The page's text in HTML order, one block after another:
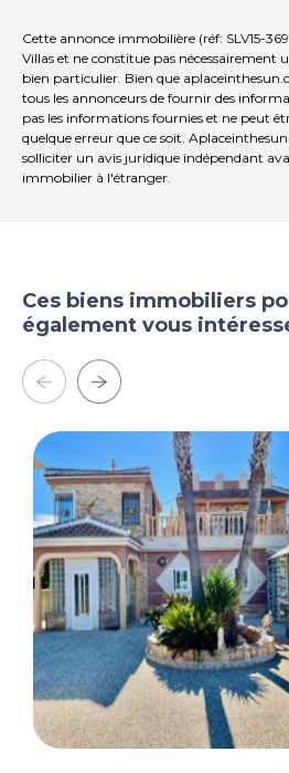
Cette annonce immobilière (réf: SLV15-
Villas et ne constitue pas nécessairement
bien particulier. Bien que
tous les annonceurs de fournir des
pas les informations fournies et ne peut
quelque erreur que ce soit.
solliciter un avis juridique indépendant
immobilier à l'étranger.
Ces biens immobiliers
également vous